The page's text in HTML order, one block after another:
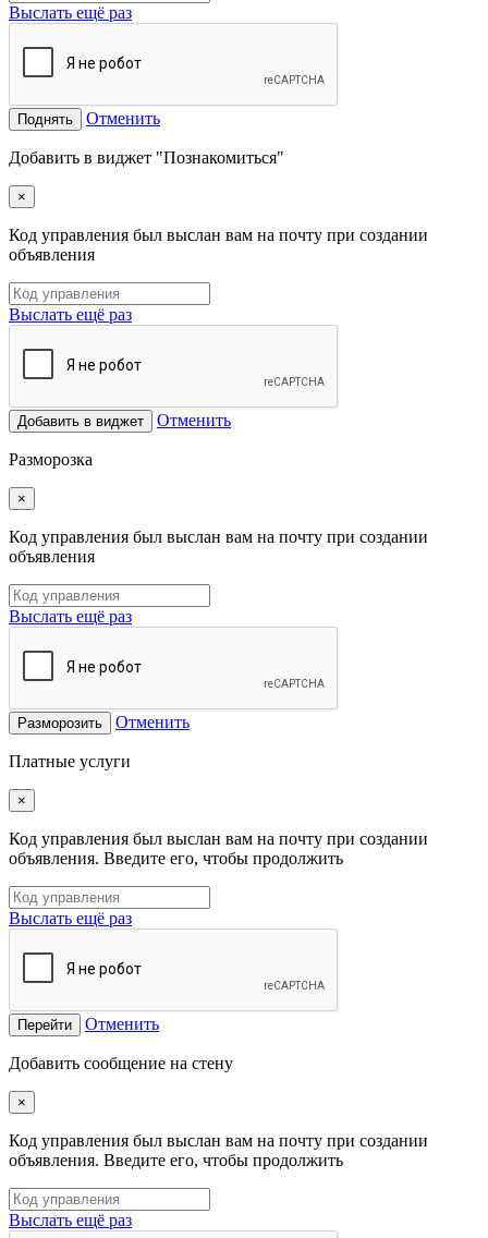
Выслать ещё раз
Поднять Отменить
Добавить в виджет "Познакомиться"
×
Код управления был выслан вам на почту при создании
объявления
Выслать ещё раз
Добавить в виджет Отменить
Разморозка
×
Код управления был выслан вам на почту при создании
объявления
Выслать ещё раз
Разморозить Отменить
Платные услуги
×
Код управления был выслан вам на почту при создании
объявления. Введите его, чтобы продолжить
Выслать ещё раз
Перейти Отменить
Добавить сообщение на стену
×
Код управления был выслан вам на почту при создании
объявления. Введите его, чтобы продолжить
Выслать ещё раз